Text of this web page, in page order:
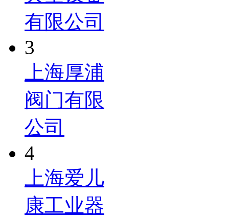
有限公司
3
上海厚浦
阀门有限
公司
4
上海爱儿
康工业器